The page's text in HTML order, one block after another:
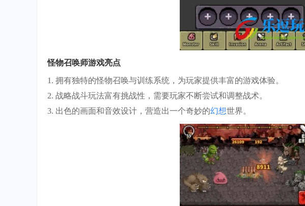
怪物召唤师游戏亮点
1. 拥有独特的怪物召唤与训练系统，为玩家提供丰富的游戏体验。
2. 战略战斗玩法富有挑战性，需要玩家不断尝试和调整战术。
3. 出色的画面和音效设计，营造出一个奇妙的幻想世界。